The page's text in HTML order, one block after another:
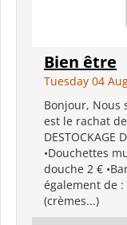
Bien être
Tuesday 04
Bonjour, Nous
est le rachat
DESTOCKAGE
•Douchettes
douche 2 €
également de
(crèmes...)